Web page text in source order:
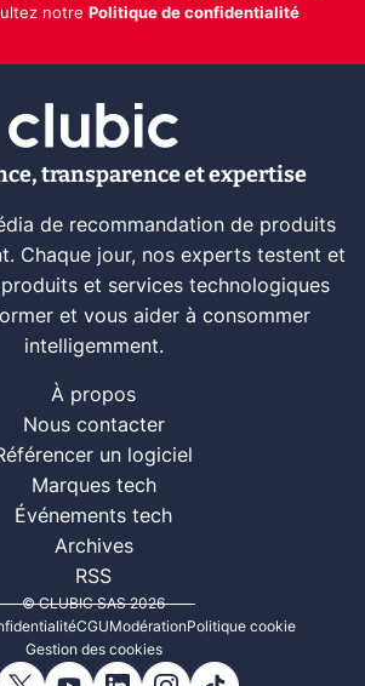
notre Politique de confidentialité
transparence et expertise
de recommandation de produits
Chaque jour, nos experts testent et
et services technologiques
et vous aider à consommer
intelligemment.
À propos
Nous contacter
un logiciel
Marques tech
Événements tech
Archives
RSS
© CLUBIC SAS 2026
CGUModérationPolitique cookie
Gestion des cookies